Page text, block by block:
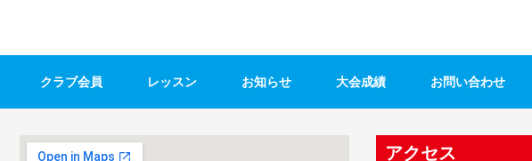
クラブ会員 レッスン お知らせ 大会成績 お問い合わせ
アクセス